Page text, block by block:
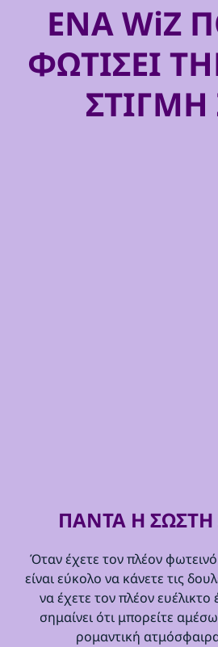
ΕΝΑ WiZ
ΦΩΤΙΣΕΙ
ΣΤΙΓΜΗ
ΠΑΝΤΑ Η ΣΩΣΤΗ
Όταν έχετε τον πλέον
είναι εύκολο να κάνετε τις
να έχετε τον πλέον
σημαίνει ότι μπορείτε
ρομαντική